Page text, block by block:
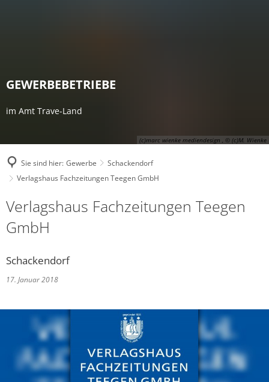
(c)marc wienke mediendesign , © (c)M. Wienke
GEWERBEBETRIEBE
im Amt Trave-Land
Sie sind hier: Gewerbe
Schackendorf
Verlagshaus Fachzeitungen Teegen GmbH
Verlagshaus Fachzeitungen Teegen
GmbH
Schackendorf
17. Januar 2018